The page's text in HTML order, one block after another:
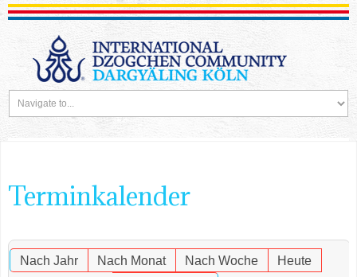
Terminkalender
Nach Jahr Nach Monat Nach Woche
Heute